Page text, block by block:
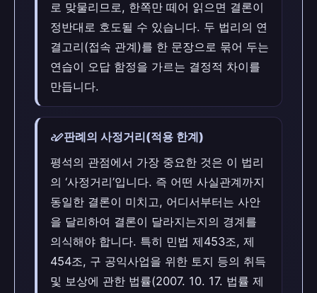
로 맞물리므로, 한쪽만 떼어 읽으면 결론이
정반대로 호도될 수 있습니다. 두 법리의 연
결고리(접속 관계)를 한 문장으로 묶어 두는
연습이 오답 함정을 가르는 결정적 차이를
만듭니다.
stylus_note판례의 사정거리(적용 한계)
평석의 관점에서 가장 중요한 것은 이 법리
의 ‘사정거리’입니다. 즉 어떤 사실관계까지
동일한 결론이 미치고, 어디서부터는 사안
을 달리하여 결론이 달라지는지의 경계를
의식해야 합니다. 특히 민법 제453조, 제
454조, 구 공익사업을 위한 토지 등의 취득
및 보상에 관한 법률(2007. 10. 17. 법률 제